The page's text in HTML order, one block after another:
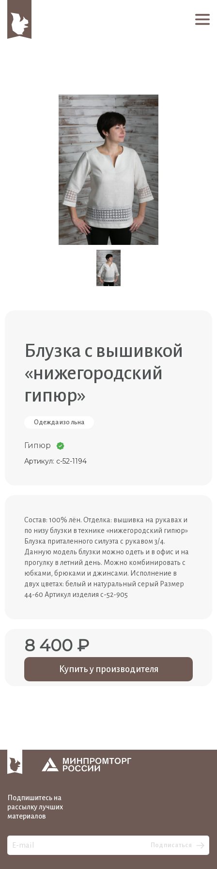
Блузка с вышивкой
«нижегородский
гипюр»
Одежда изо льна
Гипюр
Артикул: с-52-1194
Состав: 100% лён. Отделка: вышивка на рукавах и
по низу блузки в технике «нижегородский гипюр»
Блузка приталенного силуэта с рукавом 3/4.
Данную модель блузки можно одеть и в офис и на
прогулку в летний день. Можно комбинировать с
юбками, брюками и джинсами. Исполнение в
двух цветах: белый и натуральный серый Размер
44-60 Артикул изделия с-52-905
8 400 ₽
Купить у производителя
Подпишитесь на
рассылку лучших
материалов
Подписаться